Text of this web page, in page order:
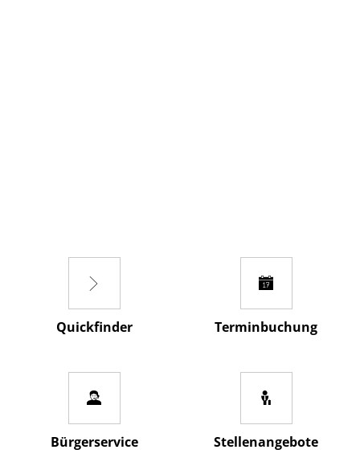
Quickfinder Terminbuchung
Bürgerservice Stellenangebote